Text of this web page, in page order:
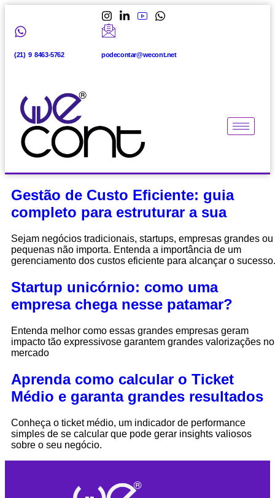
(21) 9 8463-5762 podecontar@wecont.net
Gestão de Custo Eficiente: guia
completo para estruturar a sua
Sejam negócios tradicionais, startups, empresas grandes ou
pequenas não importa. Entenda a importância de um
gerenciamento dos custos eficiente para alcançar o sucesso.
Startup unicórnio: como uma
empresa chega nesse patamar?
Entenda melhor como essas grandes empresas geram
impacto tão expressivose garantem grandes valorizações no
mercado
Aprenda como calcular o Ticket
Médio e garanta grandes resultados
Conheça o ticket médio, um indicador de performance
simples de se calcular que pode gerar insights valiosos
sobre o seu negócio.